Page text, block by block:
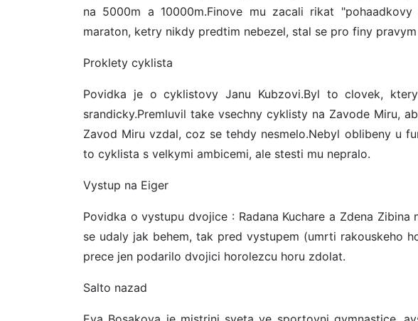
na 5000m a 10000m.Finove mu zacali rikat
maraton, ketry nikdy predtim nebezel, stal se pro finy
Proklety cyklista
Povidka je o cyklistovy Janu Kubzovi.Byl to clovek,
srandicky.Premluvil take vsechny cyklisty na Zavode Miru,
Zavod Miru vzdal, coz se tehdy nesmelo.Nebyl oblibeny u
to cyklista s velkymi ambicemi, ale stesti mu nepralo.
Vystup na Eiger
Povidka o vystupu dvojice : Radana Kuchare a Zdena
se udaly jak behem, tak pred vystupem (umrti rakouskeho
prece jen podarilo dvojici horolezcu horu zdolat.
Salto nazad